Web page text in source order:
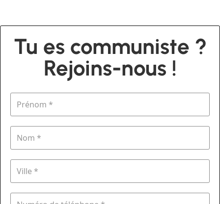
Tu es communiste ?
Rejoins-nous !